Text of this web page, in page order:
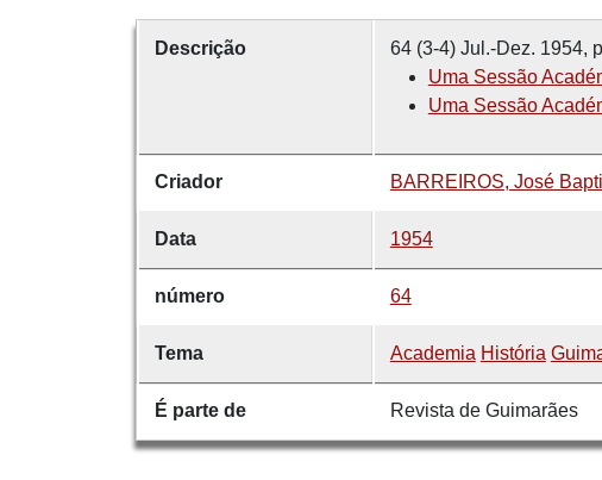
Descrição
64 (3-4) Jul.-Dez. 1954,
Uma Sessão
Uma Sessão
Criador BARREIROS, José
Data 1954
número 64
Tema Academia História
É parte de Revista de Guimarães